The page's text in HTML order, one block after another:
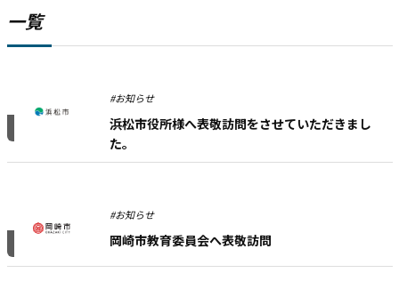
一覧
#お知らせ
浜松市役所様へ表敬訪問をさせていただきまし
た。
#お知らせ
岡崎市教育委員会へ表敬訪問